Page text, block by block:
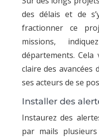
des délais et de
fractionner ce
missions,
départements.
claire des
ses acteurs de se
Installer des
Instaurez des
par mails